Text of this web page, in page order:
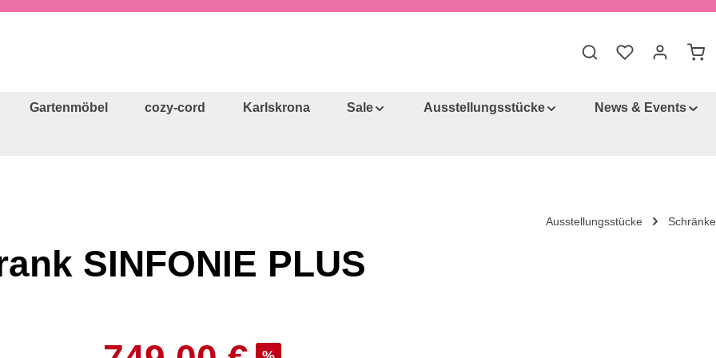
Gartenmöbel cozy-cord Karlskrona Sale Ausstellungsstücke News & Events
Ausstellungsstücke Schränke
SINFONIE PLUS